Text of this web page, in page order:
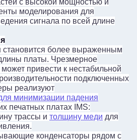
моделирования для
сигнала по всей длине
более выраженным
платы. Чрезмерное
привести к нестабильной
подключенных
реализуют
минимизации падения
печатных платах IMS:
трассы и толщину меди для
конденсаторы рядом с